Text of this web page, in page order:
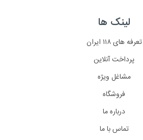
لینک ها
تعرفه های ۱۱۸ ایران
پرداخت آنلاین
مشاغل ویژه
فروشگاه
درباره ما
تماس با ما